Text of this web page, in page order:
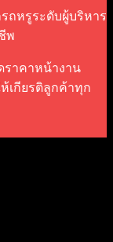
ถหรูระดับผู้บริหาร
พ
ราคาหน้างาน
เกียรติลูกค้าทุก